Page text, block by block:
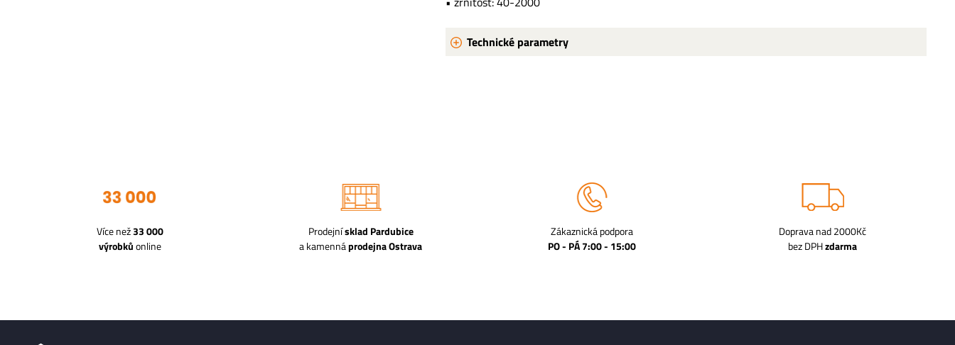
Technické parametry
Více než33 000
výrobkůonline
Prodejnísklad Pardubice
a kamennáprodejna Ostrava
Zákaznická podpora
PO - PÁ 7:00 - 15:00
Doprava nad 2000Kč
bez DPHzdarma